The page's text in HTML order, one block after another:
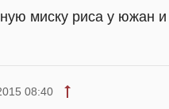
миску риса у южан
08:40